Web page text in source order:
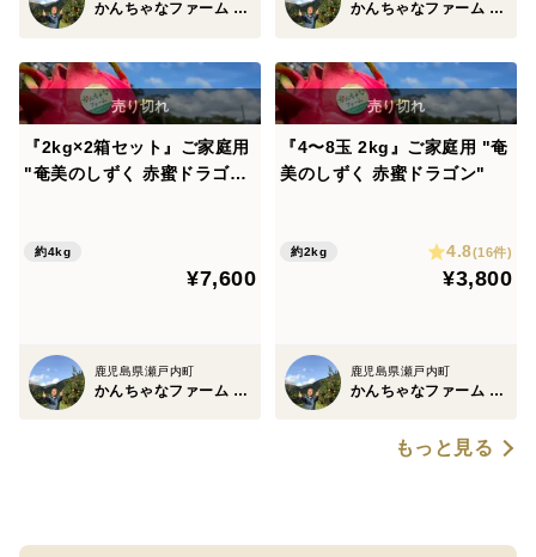
かんちゃなファーム -奄美熱帯果樹園- かんちゃなファーム -奄美熱帯果樹園-
『2kg×2箱セット』ご家庭用
"奄美のしずく 赤蜜ドラゴン
約4kg
¥7,600
鹿児島県瀬戸内町
かんちゃなファーム -奄美熱帯果樹園-
『4〜8玉 2kg』ご家庭用 "奄
美のしずく 赤蜜ドラゴン"
約2kg 4.8(16件)
¥3,800
鹿児島県瀬戸内町
かんちゃなファーム -奄美熱帯果樹園-
もっと見る